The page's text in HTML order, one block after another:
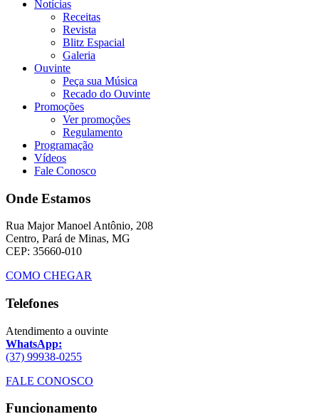
Notícias
Receitas
Revista
Blitz Espacial
Galeria
Ouvinte
Peça sua Música
Recado do Ouvinte
Promoções
Ver promoções
Regulamento
Programação
Vídeos
Fale Conosco
Onde Estamos
Rua Major Manoel Antônio, 208
Centro, Pará de Minas, MG
CEP: 35660-010
COMO CHEGAR
Telefones
Atendimento a ouvinte
WhatsApp:
(37) 99938-0255
FALE CONOSCO
Funcionamento